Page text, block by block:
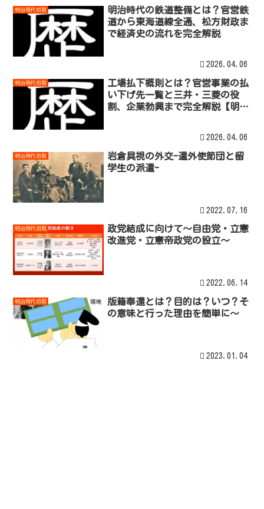
明治時代初期
明治時代の鉄道整備とは？官営鉄
道から東海道線全通、松方財政ま
で経済史の流れを完全解説
2026.04.06
明治時代初期
工場払下概則とは？官営事業の払
い下げ先一覧と三井・三菱の役
割、企業勃興まで完全解説【明治
2026.04.06
明治時代初期
岩倉具視の外交-遣外使節団と留
学生の派遣-
2022.07.16
明治時代初期
政党結成に向けて～自由党・立憲
改進党・立憲帝政党の設立～
2022.06.14
明治時代初期
版籍奉還とは？目的は？いつ？そ
の意味と行った理由を簡単に～
2023.01.04